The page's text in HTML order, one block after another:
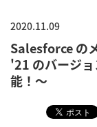
2020.11.09
Salesforce の
'21 のバージ
能！～